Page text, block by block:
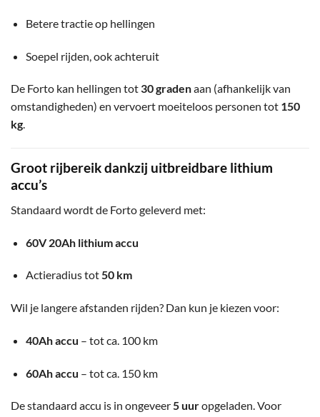
Betere tractie op hellingen
Soepel rijden, ook achteruit
De Forto kan hellingen tot 30 gradenaan (afhankelijk van
omstandigheden) en vervoert moeiteloos personen tot 150
kg.
Groot rijbereik dankzij uitbreidbare lithium
accu’s
Standaard wordt de Forto geleverd met:
60V 20Ah lithium accu
Actieradius tot50 km
Wil je langere afstanden rijden? Dan kun je kiezen voor:
40Ah accu – tot ca. 100 km
60Ah accu – tot ca. 150 km
De standaard accu is in ongeveer5 uuropgeladen. Voor